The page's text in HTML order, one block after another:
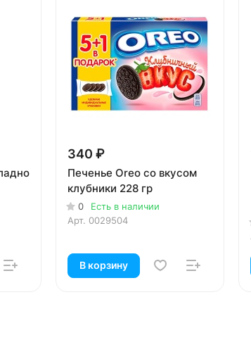
340 ₽
Печенье Oreo со вкусом
клубники 228 гр
0
Есть в наличии
Арт. 0029504
В корзину